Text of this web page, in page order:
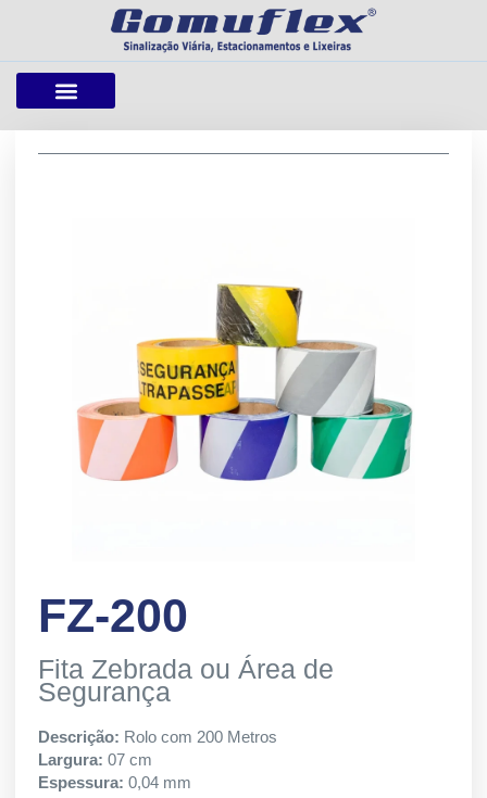
FZ-200
Fita Zebrada ou Área de
Segurança
Descrição: Rolo com 200 Metros
Largura: 07 cm
Espessura: 0,04 mm